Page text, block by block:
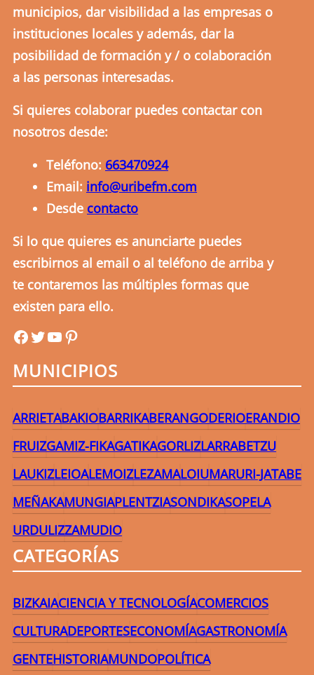
municipios, dar visibilidad a las empresas o
instituciones locales y además, dar la
posibilidad de formación y / o colaboración
a las personas interesadas.
Si quieres colaborar puedes contactar con
nosotros desde:
Teléfono: 663470924
Email: info@uribefm.com
Desde contacto
Si lo que quieres es anunciarte puedes
escribirnos al email o al teléfono de arriba y
te contaremos las múltiples formas que
existen para ello.
uribefmuribefmYouTube Pinterest
MUNICIPIOS
ARRIETABAKIOBARRIKABERANGODERIOERANDIO
FRUIZGAMIZ-FIKAGATIKAGORLIZLARRABETZU
LAUKIZLEIOALEMOIZLEZAMALOIUMARURI-JATABE
MEÑAKAMUNGIAPLENTZIASONDIKASOPELA
URDULIZZAMUDIO
CATEGORÍAS
BIZKAIACIENCIA Y TECNOLOGÍACOMERCIOS
CULTURADEPORTESECONOMÍAGASTRONOMÍA
GENTEHISTORIAMUNDOPOLÍTICA